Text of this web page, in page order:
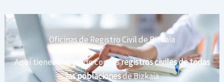
Oficinas de Registro Civil de Bizkaia
Aquí tienes un listado con losregistros civiles de todas
las poblacionesde Bizkaia